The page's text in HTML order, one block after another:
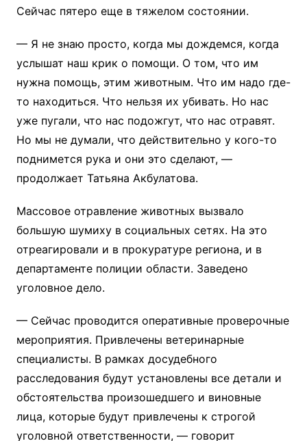
Сейчас пятеро еще в тяжелом состоянии.
— Я не знаю просто, когда мы дождемся, когда
услышат наш крик о помощи. О том, что им
нужна помощь, этим животным. Что им надо где-
то находиться. Что нельзя их убивать. Но нас
уже пугали, что нас подожгут, что нас отравят.
Но мы не думали, что действительно у кого-то
поднимется рука и они это сделают, —
продолжает Татьяна Акбулатова.
Массовое отравление животных вызвало
большую шумиху в социальных сетях. На это
отреагировали и в прокуратуре региона, и в
департаменте полиции области. Заведено
уголовное дело.
— Сейчас проводится оперативные проверочные
мероприятия. Привлечены ветеринарные
специалисты. В рамках досудебного
расследования будут установлены все детали и
обстоятельства произошедшего и виновные
лица, которые будут привлечены к строгой
уголовной ответственности, — говорит